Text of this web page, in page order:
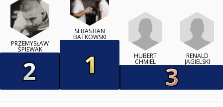
PRZEMYSŁAW
ŚPIEWAK
SEBASTIAN
BATKOWSKI
HUBERT
CHMIEL
RENALD
JAGIELSKI